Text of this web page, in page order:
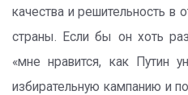
качества и решительность в
страны. Если бы он хоть
«мне нравится, как Путин
избирательную кампанию и